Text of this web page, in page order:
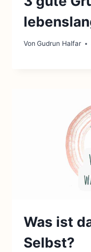
Von Gudrun Halfar
Was ist
Selbst?